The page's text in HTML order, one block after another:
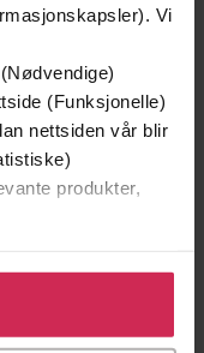
Vi
(Funksjonelle)
nettsiden vår blir
produkter,
samtykke til å
Du kan også
ved å klikke